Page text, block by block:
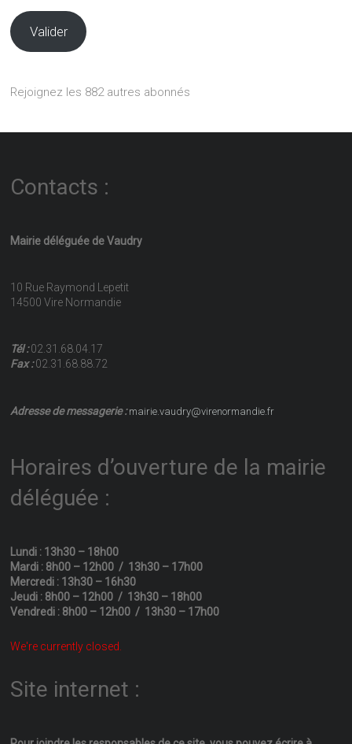
Valider
Rejoignez les 882 autres abonnés
Contacts :
Mairie déléguée de Vaudry
10 Rue Raymond Lepetit
14500 Vire Normandie
Tél :02.31.68.04.17
Fax :02.31.68.88.72
Adresse de messagerie :mairie.vaudry@virenormandie.fr
Horaires d’ouverture de la mairie
déléguée :
Lundi : 13h30 – 18h00
Mardi : 8h00 – 12h00 / 13h30 – 17h00
Mercredi : 13h30 – 16h30
Jeudi : 8h00 – 12h00 / 13h30 – 18h00
Vendredi : 8h00 – 12h00 / 13h30 – 17h00
We're currently closed.
Site internet :